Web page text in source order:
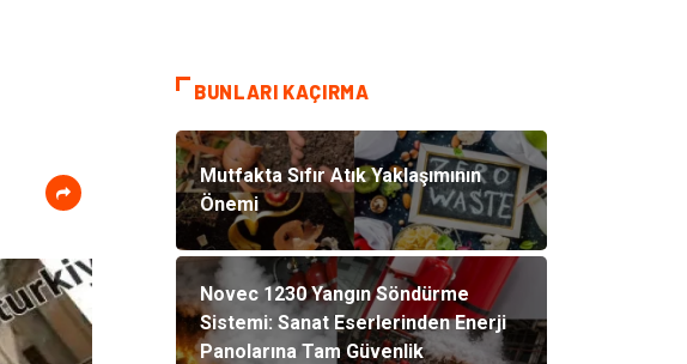
BUNLARI KAÇIRMA
Mutfakta Sıfır Atık Yaklaşımının
Önemi
Novec 1230 Yangın Söndürme
Sistemi: Sanat Eserlerinden Enerji
Panolarına Tam Güvenlik